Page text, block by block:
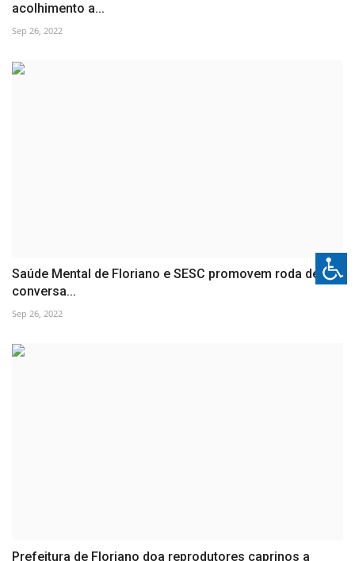
acolhimento a...
Sep 26, 2022
Saúde Mental de Floriano e SESC promovem roda de
conversa...
Sep 26, 2022
Prefeitura de Floriano doa reprodutores caprinos a